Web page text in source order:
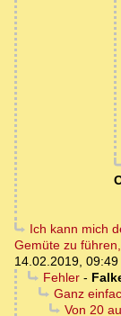
Ich kann mich
Gemüte zu
14.02.2019, 09:49
Fehler-
Ganz
Von 20